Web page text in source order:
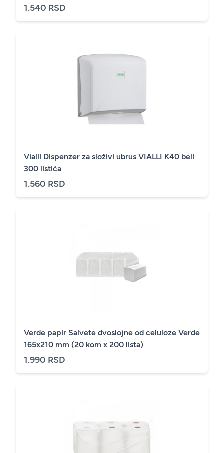
1.540 RSD
Vialli Dispenzer za složivi ubrus VIALLI K40 beli
300 listića
1.560 RSD
Verde papir Salvete dvoslojne od celuloze Verde
165x210 mm (20 kom x 200 lista)
1.990 RSD